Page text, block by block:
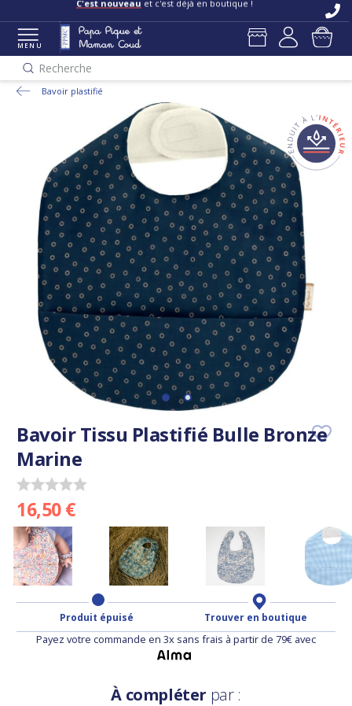
C'est nouveau et c'est déjà en boutique !
MENU
Recherche
Bavoir plastifié
Bavoir Tissu Plastifié Bulle Bronze
Marine
16,50 €
Produit épuisé Trouver en boutique
Payez votre commande en 3x sans frais à partir de 79€ avec
À compléter par :